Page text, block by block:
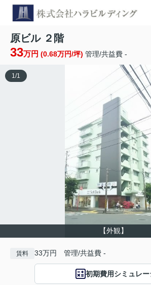
原ビル ２階
33万円 (0.68万円/坪) 管理/共益費 -
【外観】
1/1
賃料 33万円 管理/共益費 -
初期費用シミュレ